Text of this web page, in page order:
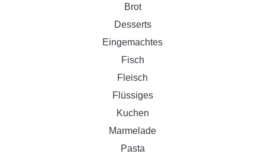
Brot
Desserts
Eingemachtes
Fisch
Fleisch
Flüssiges
Kuchen
Marmelade
Pasta